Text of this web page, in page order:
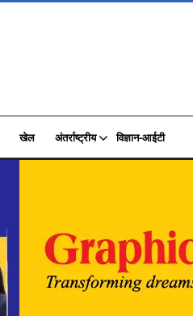
खेल अंतर्राष्ट्रीय विज्ञान-आईटी